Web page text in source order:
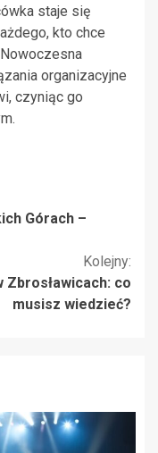
staje się
kto chce
organizacyjne
czyniąc go
Górach –
Kolejny:
Zbrosławicach: co
musisz wiedzieć?